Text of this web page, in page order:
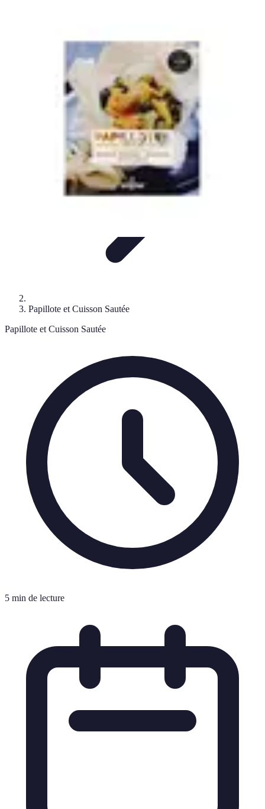
Recettes de Poissons
Papillote et Cuisson Sautée
Papillote et Cuisson Sautée
5 min de lecture